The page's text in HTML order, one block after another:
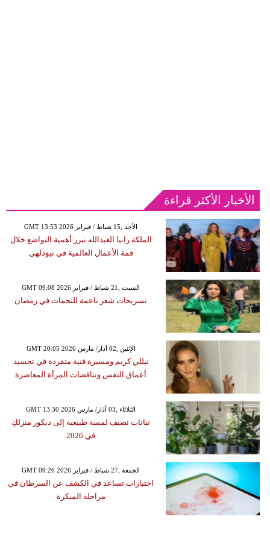
الأخبار الأكثر قراءة
GMT 13:53 2026 الأحد ,15 شباط / فبراير
الملكة رانيا العبدالله تبرز أهمية التواضع خلال
قمة الأعمال العالمية في نيودلهي
GMT 09:08 2026 السبت ,21 شباط / فبراير
تسريحات شعر ناعمة للنجمات في رمضان
GMT 20:05 2026 الإثنين ,02 آذار/ مارس
نيللي كريم ومسيرة فنية متفردة في تجسيد
أعماق النفس وتناقضات المرأة المعاصرة
GMT 13:30 2026 الثلاثاء ,03 آذار/ مارس
نباتات تضيف لمسة طبيعية إلى ديكور منزلكِ
في 2026
GMT 09:26 2026 الجمعة ,27 شباط / فبراير
اختبارات تساعد في الكشف عن السرطان في
مراحله المبكرة